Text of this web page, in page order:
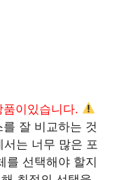
이있습니다.
잘 비교하는 것
는 너무 많은 포
를 선택해야 할지